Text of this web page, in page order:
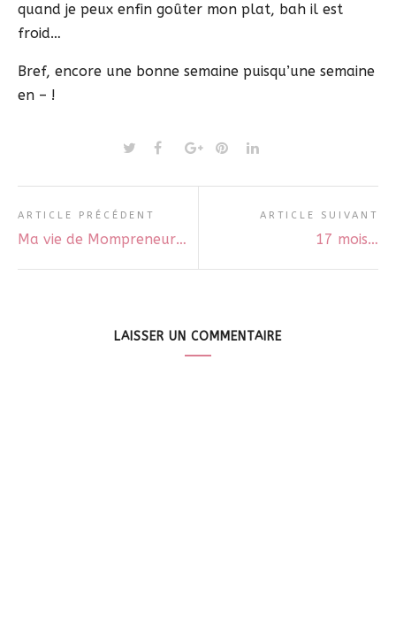
quand je peux enfin goûter mon plat, bah il est
froid…
Bref, encore une bonne semaine puisqu’une semaine
en – !
ARTICLE PRÉCÉDENT
Ma vie de Mompreneur…
ARTICLE SUIVANT
17 mois…
LAISSER UN COMMENTAIRE